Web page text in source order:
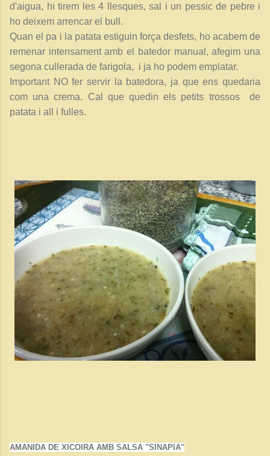
d'aigua, hi tirem les 4 llesques, sal i un pessic de pebre i
ho deixem arrencar el bull.
Quan el pa i la patata estiguin força desfets, ho acabem de
remenar intensament amb el batedor manual, afegim una
segona cullerada de farigola, i ja ho podem emplatar.
Important NO fer servir la batedora, ja que ens quedaria
com una crema. Cal que quedin els petits trossos de
patata i all i fulles.
AMANIDA DE XICOIRA AMB SALSA "SINAPIA"